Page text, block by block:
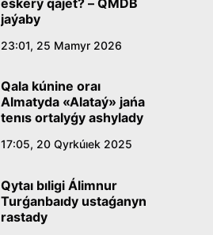
jaýaby
23:01, 25 Mamyr 2026
Qala kúnine oraı
Almatyda «Alataý» jańa
tenıs ortalyǵy ashylady
17:05, 20 Qyrkúıek 2025
Qytaı bıligi Álimnur
Turǵanbaıdy ustaǵanyn
rastady